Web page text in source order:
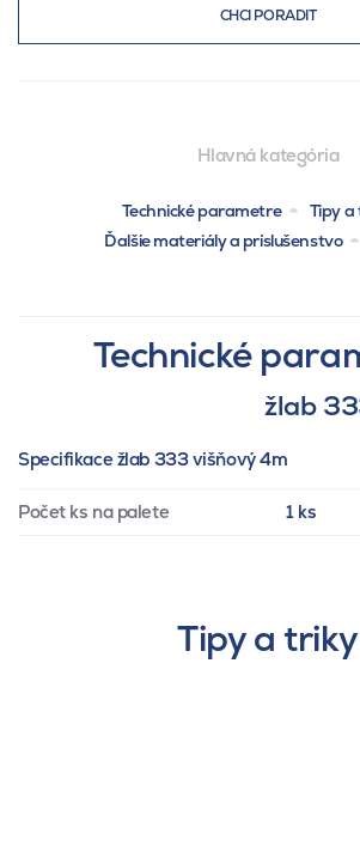
CHCI PORADIT
Hlavná kategória
Technické parametre
Tipy a
Ďalšie materiály a príslušenstvo
Technické
žlab
Specifikace žlab 333 višňový 4m
Počet ks na palete 1 ks
Tipy a triky